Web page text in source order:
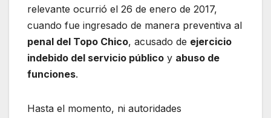
relevante ocurrió el 26 de enero de 2017,
cuando fue ingresado de manera preventiva al
penal del Topo Chico, acusado de ejercicio
indebido del servicio público y abuso de
funciones.
Hasta el momento, ni autoridades